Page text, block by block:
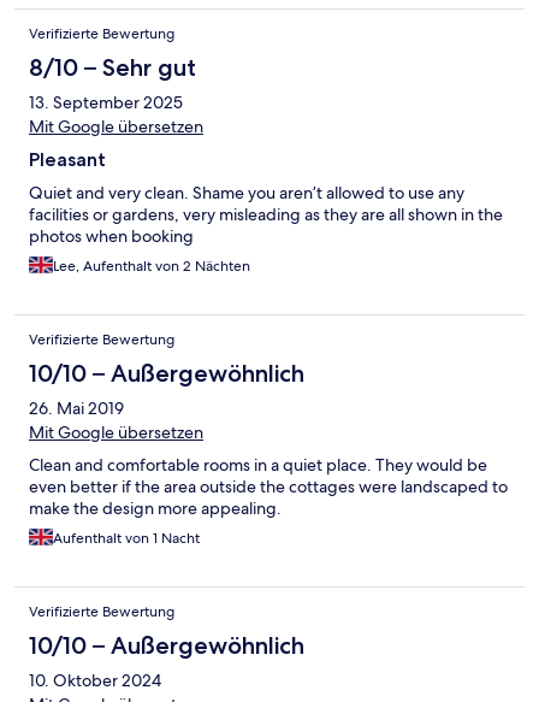
Verifizierte Bewertung
8/10 – Sehr gut
13. September 2025
Mit Google übersetzen
Pleasant
Quiet and very clean. Shame you aren’t allowed to use any
facilities or gardens, very misleading as they are all shown in the
photos when booking
Lee, Aufenthalt von 2 Nächten
Verifizierte Bewertung
10/10 – Außergewöhnlich
26. Mai 2019
Mit Google übersetzen
Clean and comfortable rooms in a quiet place. They would be
even better if the area outside the cottages were landscaped to
make the design more appealing.
Aufenthalt von 1 Nacht
Verifizierte Bewertung
10/10 – Außergewöhnlich
10. Oktober 2024